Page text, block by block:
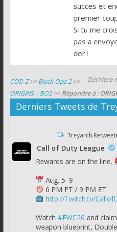
succes et
premier
Si tu me
pas a
der !
Dernière
COD-Z>>Black Ops 2>>
ORIGINS – BO2>>Répondre à :
Derniers Tweets de
Treyarch
Call of Duty League
Rewards are on the line.
Aug. 5–9
6 PM PT / 9 PM ET
http://Twitch.tv/
Watch #EWC26 and
weapon blueprint,